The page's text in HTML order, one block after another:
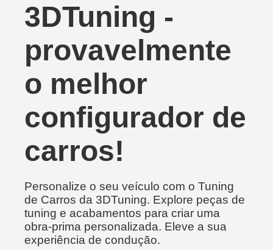
3DTuning -
provavelmente
o melhor
configurador de
carros!
Personalize o seu veículo com o Tuning
de Carros da 3DTuning. Explore peças de
tuning e acabamentos para criar uma
obra-prima personalizada. Eleve a sua
experiência de condução.